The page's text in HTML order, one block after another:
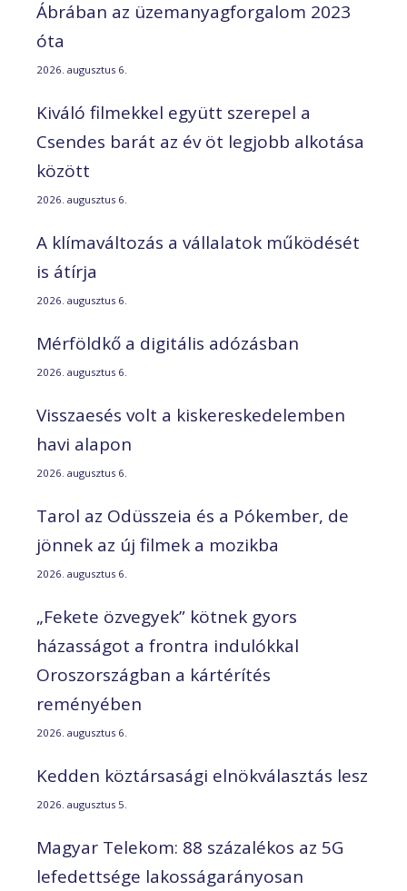
Ábrában az üzemanyagforgalom 2023
óta
2026. augusztus 6.
Kiváló filmekkel együtt szerepel a
Csendes barát az év öt legjobb alkotása
között
2026. augusztus 6.
A klímaváltozás a vállalatok működését
is átírja
2026. augusztus 6.
Mérföldkő a digitális adózásban
2026. augusztus 6.
Visszaesés volt a kiskereskedelemben
havi alapon
2026. augusztus 6.
Tarol az Odüsszeia és a Pókember, de
jönnek az új filmek a mozikba
2026. augusztus 6.
„Fekete özvegyek” kötnek gyors
házasságot a frontra indulókkal
Oroszországban a kártérítés
reményében
2026. augusztus 6.
Kedden köztársasági elnökválasztás lesz
2026. augusztus 5.
Magyar Telekom: 88 százalékos az 5G
lefedettsége lakosságarányosan